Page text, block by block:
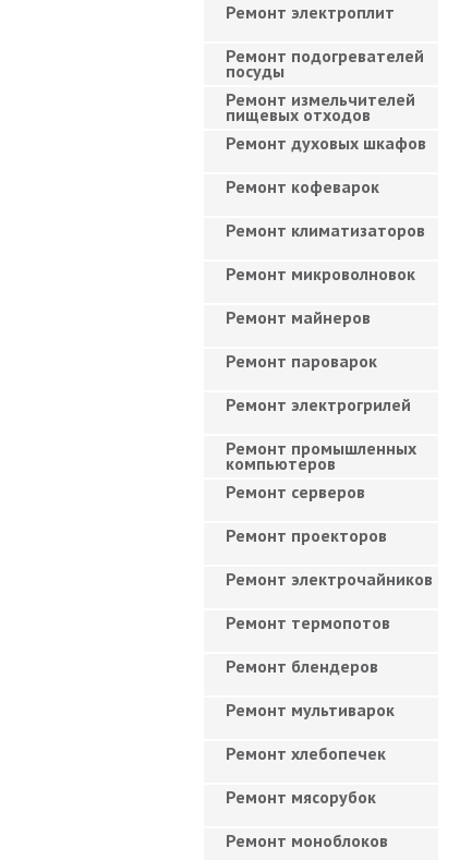
Ремонт электроплит
Ремонт подогревателей
посуды
Ремонт измельчителей
пищевых отходов
Ремонт духовых шкафов
Ремонт кофеварок
Ремонт климатизаторов
Ремонт микроволновок
Ремонт майнеров
Ремонт пароварок
Ремонт электрогрилей
Ремонт промышленных
компьютеров
Ремонт серверов
Ремонт проекторов
Ремонт электрочайников
Ремонт термопотов
Ремонт блендеров
Ремонт мультиварок
Ремонт хлебопечек
Ремонт мясорубок
Ремонт моноблоков